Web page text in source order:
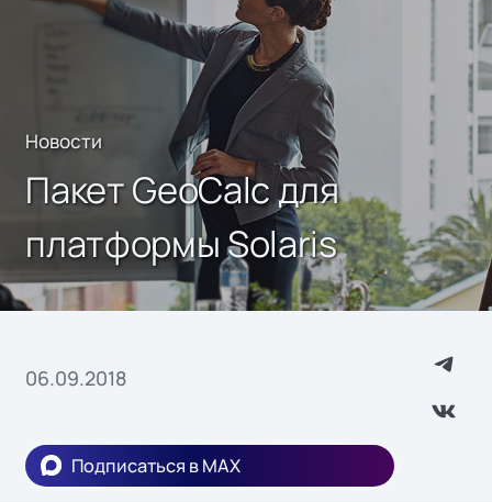
Новости
Пакет GeoCalc для
платформы Solaris
06.09.2018
Подписаться в MAX